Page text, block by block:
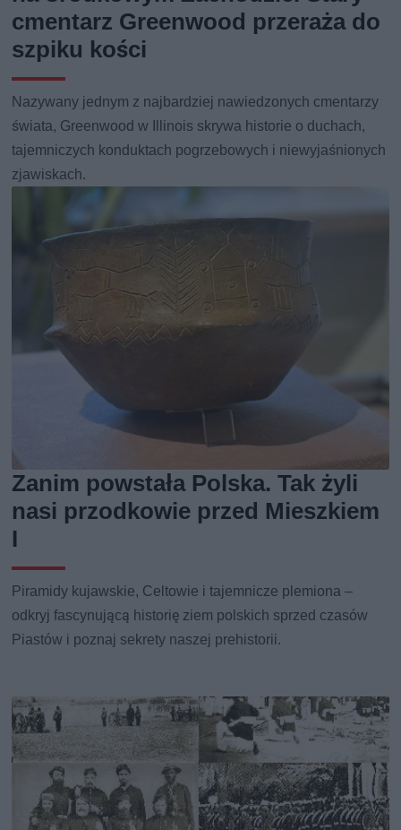
cmentarz Greenwood przeraża do
szpiku kości
Nazywany jednym z najbardziej nawiedzonych cmentarzy
świata, Greenwood w Illinois skrywa historie o duchach,
tajemniczych konduktach pogrzebowych i niewyjaśnionych
zjawiskach.
Zanim powstała Polska. Tak żyli
nasi przodkowie przed Mieszkiem
I
Piramidy kujawskie, Celtowie i tajemnicze plemiona –
odkryj fascynującą historię ziem polskich sprzed czasów
Piastów i poznaj sekrety naszej prehistorii.